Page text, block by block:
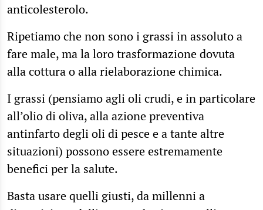
anticolesterolo.
Ripetiamo che non sono i grassi in assoluto a
fare male, ma la loro trasformazione dovuta
alla cottura o alla rielaborazione chimica.
I grassi (pensiamo agli oli crudi, e in particolare
all’olio di oliva, alla azione preventiva
antinfarto degli oli di pesce e a tante altre
situazioni) possono essere estremamente
benefici per la salute.
Basta usare quelli giusti, da millenni a